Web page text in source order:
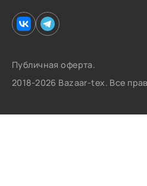
Публичная оферта.
2018-2026 Bazaar-tex. Все